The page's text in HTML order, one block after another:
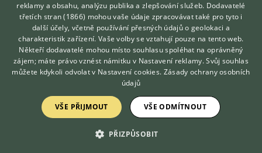
se z toho nepominula, tak pak něco dostane
vše se musí dotáhnout do konce, jinak nebude
fungovat nic - ani EO, ani pár facek, ani stopka
megí si nelehne, to by nic neviděla :-) ne, prostě
nelehne, takže mně zatím stačí, že zpomaluje nebo
zastaví a já za ní jdu s potvrzením, že to je přesně
to, za co je nejlepší pes na světě .. už se neklepe
jak sulc, nekvičí a neskáče (a to jsem ji držela za
postroj, za kůži, táhla jsem ji pryč,..), asi to trvalo o
dost déle než s výpraskem, ale já su na ten
Hledáte zvířecího kamaráda?
Zdarma vám poradí
VETERINÁŘ ONLINE
KONZULTOVAT S
VETERINÁŘEM
reklamy a obsahu, analýzu publika a zlepšování služeb. Dodavatelé
třetích stran (1866) mohou vaše údaje zpracovávat také pro tyto i
další účely, včetně používání přesných údajů o geolokaci a
charakteristik zařízení. Vaše volby se vztahují pouze na tento web.
Někteří dodavatelé mohou místo souhlasu spoléhat na oprávněný
zájem; máte právo vznést námitku v Nastavení reklamy. Svůj souhlas
můžete kdykoli odvolat v Nastavení cookies. Zásady ochrany osobních
údajů
VŠE PŘIJMOUT VŠE ODMÍTNOUT
PŘIZPŮSOBIT